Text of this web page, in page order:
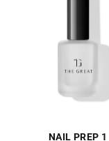
NAIL PREP 1